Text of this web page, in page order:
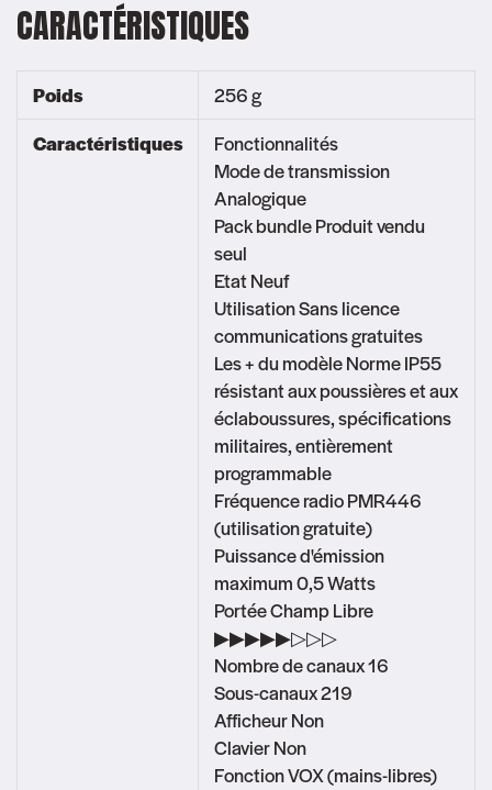
CARACTÉRISTIQUES
Poids
256 g
Caractéristiques
Fonctionnalités
Mode de transmission
Analogique
Pack bundle Produit vendu
seul
Etat Neuf
Utilisation Sans licence
communications gratuites
Les + du modèle Norme IP55
résistant aux poussières et aux
éclaboussures, spécifications
militaires, entièrement
programmable
Fréquence radio PMR446
(utilisation gratuite)
Puissance d'émission
maximum 0,5 Watts
Portée Champ Libre
▶▶▶▶▶▷▷▷
Nombre de canaux 16
Sous-canaux 219
Afficheur Non
Clavier Non
Fonction VOX (mains-libres)